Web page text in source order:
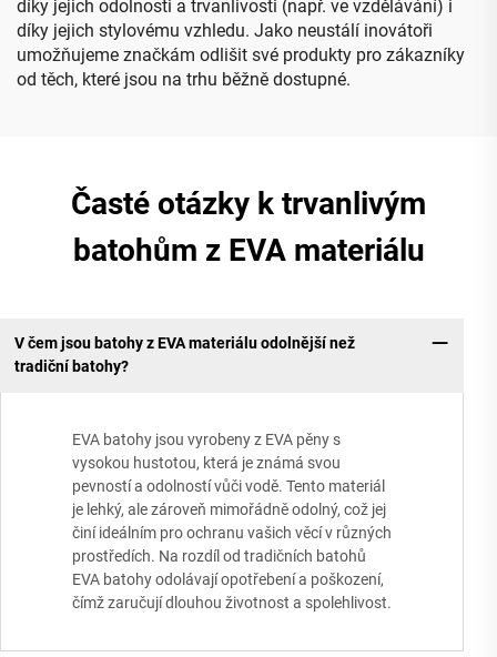
díky jejich odolnosti a trvanlivosti (např. ve vzdělávání) i
díky jejich stylovému vzhledu. Jako neustálí inovátoři
umožňujeme značkám odlišit své produkty pro zákazníky
od těch, které jsou na trhu běžně dostupné.
Časté otázky k trvanlivým
batohům z EVA materiálu
V čem jsou batohy z EVA materiálu odolnější než
tradiční batohy?
EVA batohy jsou vyrobeny z EVA pěny s
vysokou hustotou, která je známá svou
pevností a odolností vůči vodě. Tento materiál
je lehký, ale zároveň mimořádně odolný, což jej
činí ideálním pro ochranu vašich věcí v různých
prostředích. Na rozdíl od tradičních batohů
EVA batohy odolávají opotřebení a poškození,
čímž zaručují dlouhou životnost a spolehlivost.